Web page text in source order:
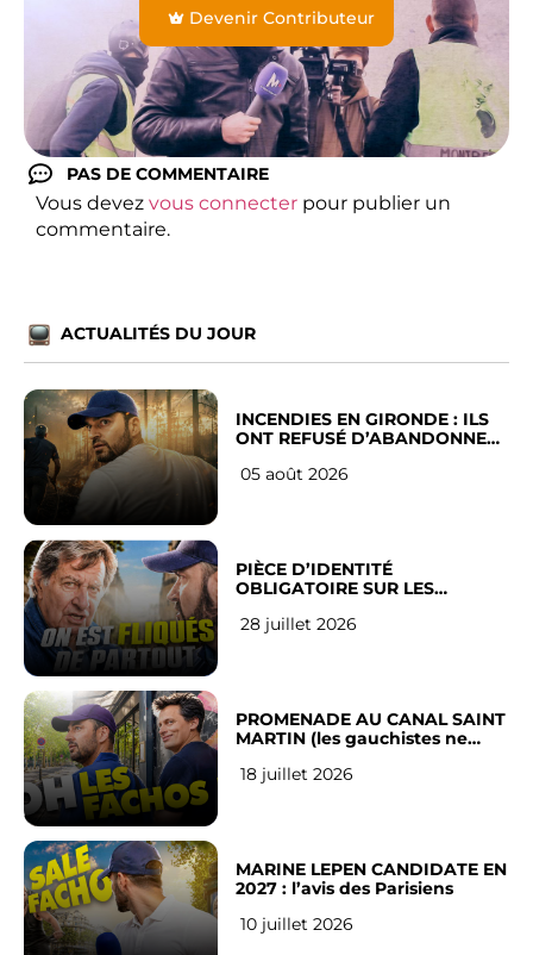
Devenir Contributeur
PAS DE COMMENTAIRE
Vous devez vous connecter pour publier un
commentaire.
ACTUALITÉS DU JOUR
INCENDIES EN GIRONDE : ILS
ONT REFUSÉ D’ABANDONNER
05 août 2026
PIÈCE D’IDENTITÉ
OBLIGATOIRE SUR LES
Français
28 juillet 2026
PROMENADE AU CANAL SAINT
MARTIN (les gauchistes ne
18 juillet 2026
MARINE LEPEN CANDIDATE EN
2027 : l’avis des Parisiens
10 juillet 2026